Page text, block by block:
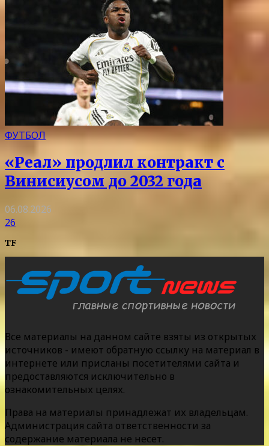
ФУТБОЛ
«Реал» продлил контракт с
Винисиусом до 2032 года
06.08.2026
26
TF
Все материалы на данном сайте взяты из открытых
источников - имеют обратную ссылку на материал в
интернете или присланы посетителями сайта и
предоставляются исключительно в
ознакомительных целях.
Права на материалы принадлежат их владельцам.
Администрация сайта ответственности за
содержание материала не несет.